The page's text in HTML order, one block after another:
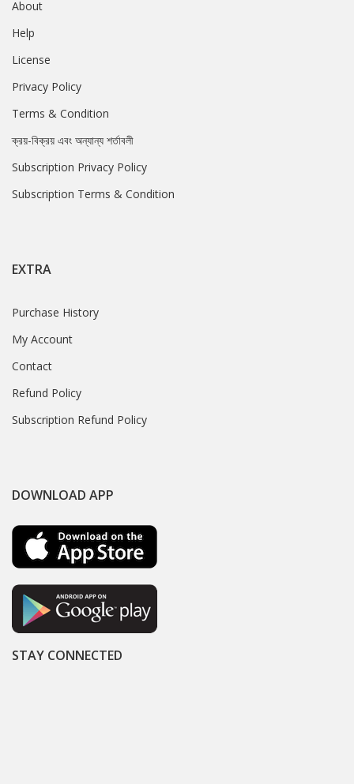
About
Help
License
Privacy Policy
Terms & Condition
ক্রয়-বিক্রয় এবং অন্যান্য শর্তাবলী
Subscription Privacy Policy
Subscription Terms & Condition
EXTRA
Purchase History
My Account
Contact
Refund Policy
Subscription Refund Policy
DOWNLOAD APP
STAY CONNECTED